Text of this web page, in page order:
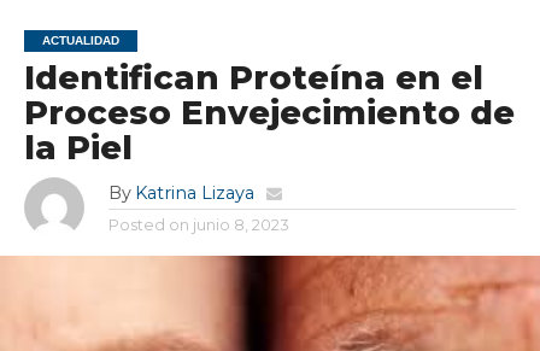
ACTUALIDAD
Identifican Proteína en el
Proceso Envejecimiento de
la Piel
By Katrina Lizaya
Posted on junio 8, 2023